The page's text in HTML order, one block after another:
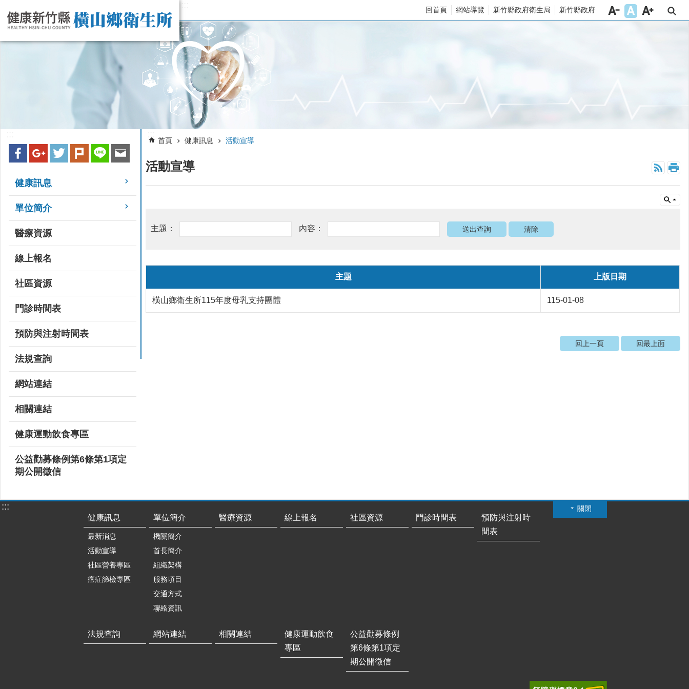
跳到主要內容區塊 回首頁 網站導覽 新竹縣政府衛生局 新竹縣政府
健康訊息
單位簡介
醫療資源
線上報名
社區資源
門診時間表
預防與注射時間表
法規查詢
網站連結
相關連結
健康運動飲食專區
公益勸募條例第6條第1項定
期公開徵信
首頁 健康訊息 活動宣導
活動宣導 _
主題 上版日期
橫山鄉衛生所115年度母乳支持團體 115-01-08
回上一頁 回最上面
關閉
:::
健康訊息
最新消息
活動宣導
社區營養專區
癌症篩檢專區
單位簡介
機關簡介
首長簡介
組織架構
服務項目
交通方式
聯絡資訊
醫療資源 線上報名 社區資源 門診時間表
預防與注射時
間表
法規查詢 網站連結 相關連結
健康運動飲食
專區
公益勸募條例
第6條第1項定
期公開徵信